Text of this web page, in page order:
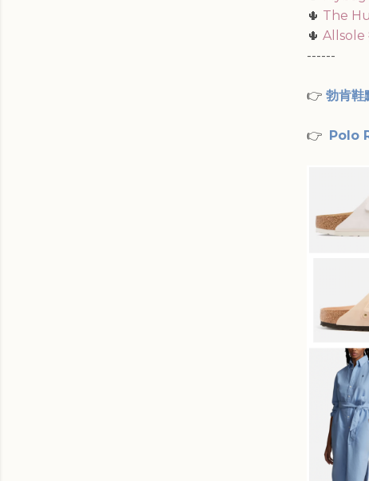
🌵 The
🌵 Allsole
------
👉 勃肯鞋
👉 Polo